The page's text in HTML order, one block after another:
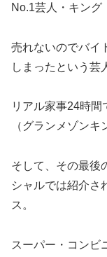
No.1芸人・キング
売れないのでバイ
しまったという芸
リアル家事24時
（グランメゾンキ
そして、その最後
シャルでは紹介さ
ス。
スーパー・コンビ